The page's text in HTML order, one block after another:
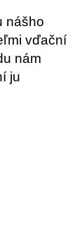
nášho
vďační
nám
ju